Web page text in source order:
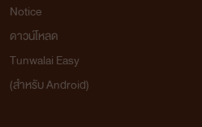
Notice
ดาวน์โหลด
Tunwalai Easy
(สำหรับ Android)